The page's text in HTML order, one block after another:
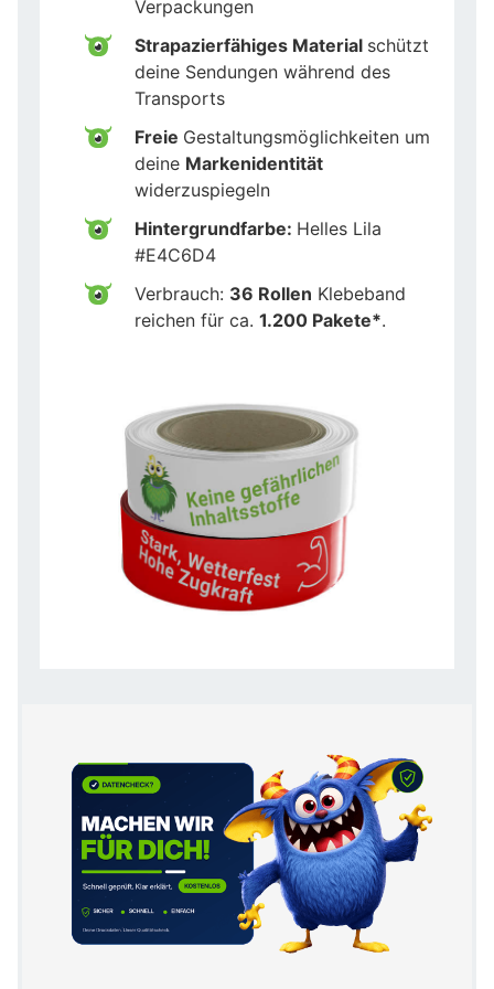
Verpackungen
Strapazierfähiges Material schützt
deine Sendungen während des
Transports
Freie Gestaltungsmöglichkeiten um
deine Markenidentität
widerzuspiegeln
Hintergrundfarbe: Helles Lila
#E4C6D4
Verbrauch: 36 Rollen Klebeband
reichen für ca. 1.200 Pakete*.